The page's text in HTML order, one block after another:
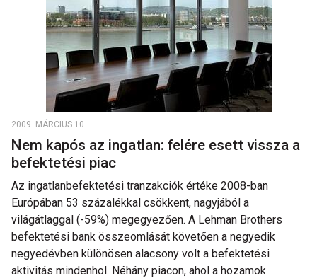
2009. MÁRCIUS 10.
Nem kapós az ingatlan: felére esett vissza a
befektetési piac
Az ingatlanbefektetési tranzakciók értéke 2008-ban
Európában 53 százalékkal csökkent, nagyjából a
világátlaggal (-59%) megegyezően. A Lehman Brothers
befektetési bank összeomlását követően a negyedik
negyedévben különösen alacsony volt a befektetési
aktivitás mindenhol. Néhány piacon, ahol a hozamok